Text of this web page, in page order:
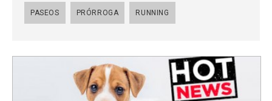
PASEOS PRÓRROGA RUNNING